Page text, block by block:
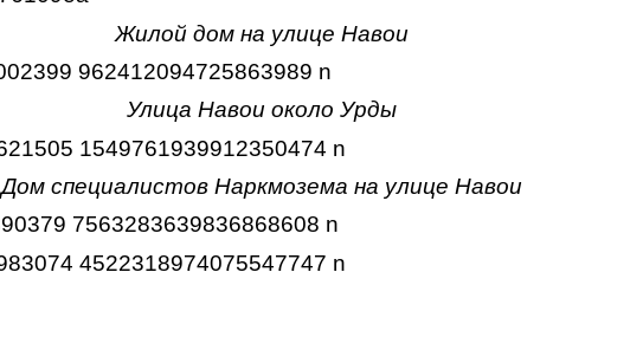
Жилой дом на улице Навои
Улица Навои около Урды
Дом специалистов Наркмозема на улице Навои